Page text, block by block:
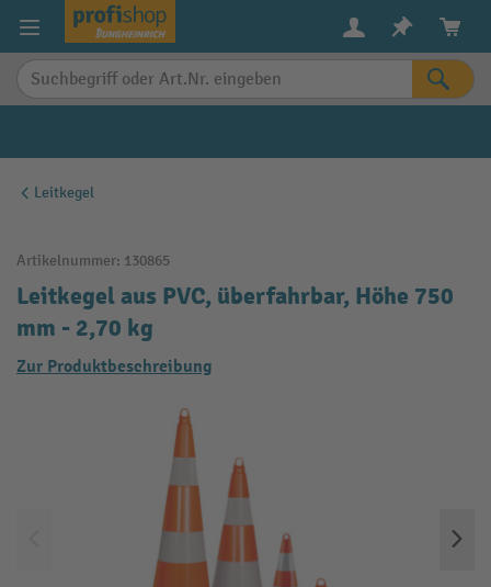
springen
Leitkegel
Artikelnummer: 130865
Leitkegel aus PVC, überfahrbar, Höhe 750
mm - 2,70 kg
Zur Produktbeschreibung